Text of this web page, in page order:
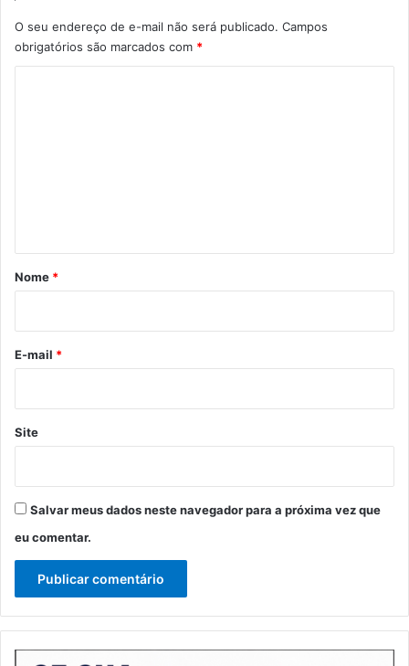
O seu endereço de e-mail não será publicado. Campos
obrigatórios são marcados com *
r
*
Nome *
E-mail *
Site
Salvar meus dados neste navegador para a próxima vez que
eu comentar.